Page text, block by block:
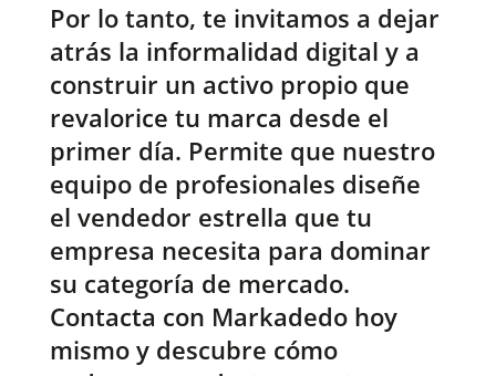
Por lo tanto, te invitamos a dejar
atrás la informalidad digital y a
construir un activo propio que
revalorice tu marca desde el
primer día. Permite que nuestro
equipo de profesionales diseñe
el vendedor estrella que tu
empresa necesita para dominar
su categoría de mercado.
Contacta con Markadedo hoy
mismo y descubre cómo